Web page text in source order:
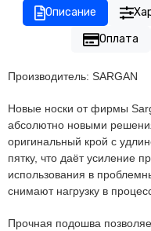
Описание
Оплата
Производитель: SARGAN
Новые носки от фирмы
абсолютно новыми
оригинальный крой с
пятку, что даёт усиление
использования в
снимают нагрузку в
Прочная подошва